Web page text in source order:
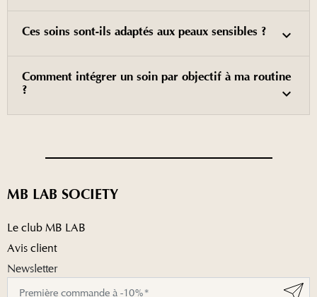
Ces soins sont-ils adaptés aux peaux sensibles ?
Comment intégrer un soin par objectif à ma routine
?
MB LAB SOCIETY
Le club MB LAB
Avis client
Newsletter